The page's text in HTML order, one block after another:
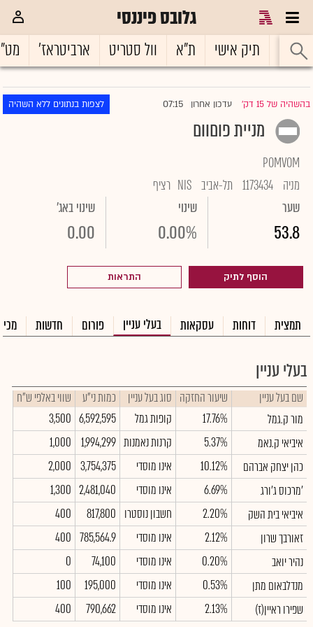
גלובס פיננסי
ראשי תיק אישי ת"א וול סטריט ארביטראז'
בהשהיה של 15 דק' |עדכון אחרון 07:15 לצפות בנתונים ללא השהיה
מניית פוםוום
POMVOM
מניה 1173434 תל-אביב NIS רציף
שער
53.8
שינוי
0.00%
שינוי באג'
0.00
הוסף לתיק התראות
תמצית דוחות עסקאות בעלי עניין פורום חדשות
בעלי עניין
שם בעל עניין שיעור החזקה סוג בעל עניין כמות ני"ע
שווי באלפי ש"ח
מור ק.גמל
17.76% קופות גמל 6,592,595
3,500
איביאי ק.נאמ
5.37% קרנות נאמנות 1,994,299
1,000
כהן יצחק אברהם
10.12% אינו מוסדי 3,754,375
2,000
מרכוס ג'ורג'
6.69% אינו מוסדי 2,481,040
1,300
איביאי בית השק
2.20% חשבון נוסטרו 817,800
400
זאורבך שרון
2.12% אינו מוסדי 785,564.9
400
נהיר יואב
0.20% אינו מוסדי 74,100
0
מנדלבאום מתן
0.53% אינו מוסדי 195,000
100
שפירו ראיין(ז)
2.13% אינו מוסדי 790,662
400